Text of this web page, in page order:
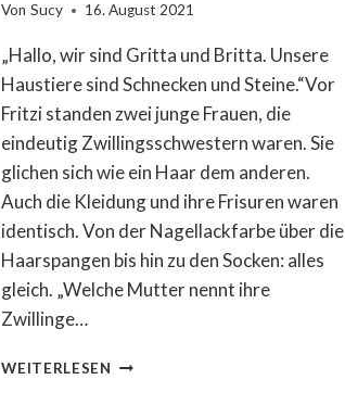
Von Sucy 16. August 2021
„Hallo, wir sind Gritta und Britta. Unsere
Haustiere sind Schnecken und Steine.“Vor
Fritzi standen zwei junge Frauen, die
eindeutig Zwillingsschwestern waren. Sie
glichen sich wie ein Haar dem anderen.
Auch die Kleidung und ihre Frisuren waren
identisch. Von der Nagellackfarbe über die
Haarspangen bis hin zu den Socken: alles
gleich. „Welche Mutter nennt ihre
Zwillinge…
WEITERLESEN KRIMI-